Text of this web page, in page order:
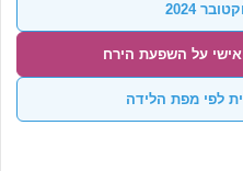
2024
על השפעת הירח
לפי מפת הלידה